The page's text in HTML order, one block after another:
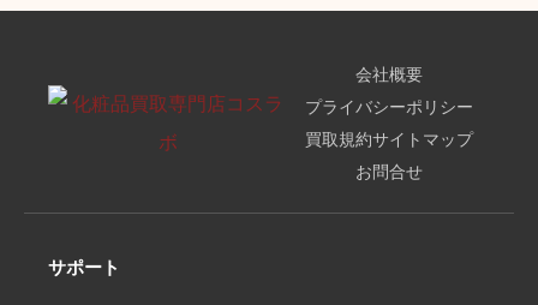
会社概要
プライバシーポリシー
買取規約サイトマップ
お問合せ
サポート